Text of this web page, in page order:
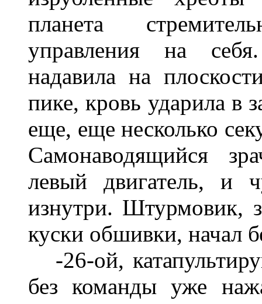
планета
управления на
надавила на
пике, кровь ударила в
еще, еще несколько
Самонаводящийся
левый двигатель, и
изнутри. Штурмовик,
куски обшивки, начал
-26-ой,
без команды уже